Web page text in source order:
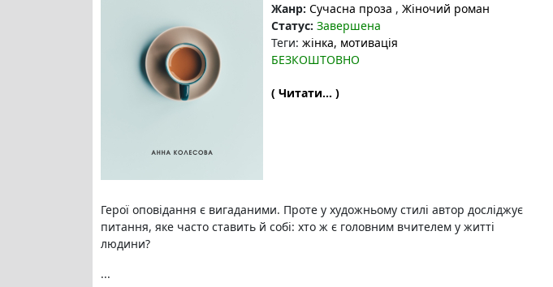
Жанр: Сучасна проза , Жіночий роман
Статус: Завершена
Теги: жінка, мотивація
БЕЗКОШТОВНО
( Читати... )
Герої оповідання є вигаданими. Проте у художньому стилі автор досліджує
питання, яке часто ставить й собі: хто ж є головним вчителем у житті
людини?
...